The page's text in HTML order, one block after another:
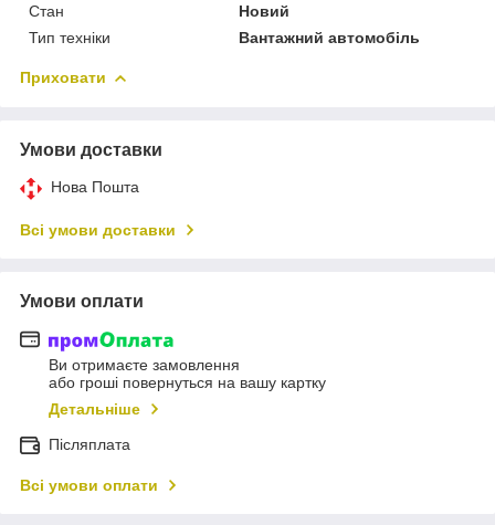
Стан
Новий
Тип техніки
Вантажний автомобіль
Приховати
Умови доставки
Нова Пошта
Всі умови доставки
Умови оплати
Ви отримаєте замовлення
або гроші повернуться на вашу картку
Детальніше
Післяплата
Всі умови оплати